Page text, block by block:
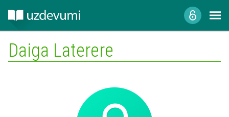
Daiga Laterere